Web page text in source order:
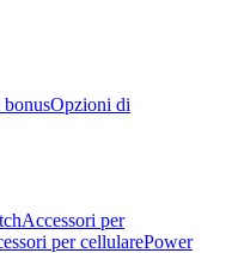
bonusOpzioni di
Accessori per
per cellularePower